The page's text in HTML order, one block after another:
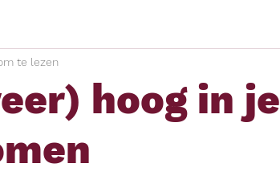
hoog in je
te lezen